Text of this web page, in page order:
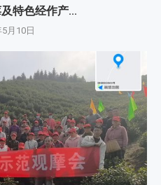
特色经作产...
月10日